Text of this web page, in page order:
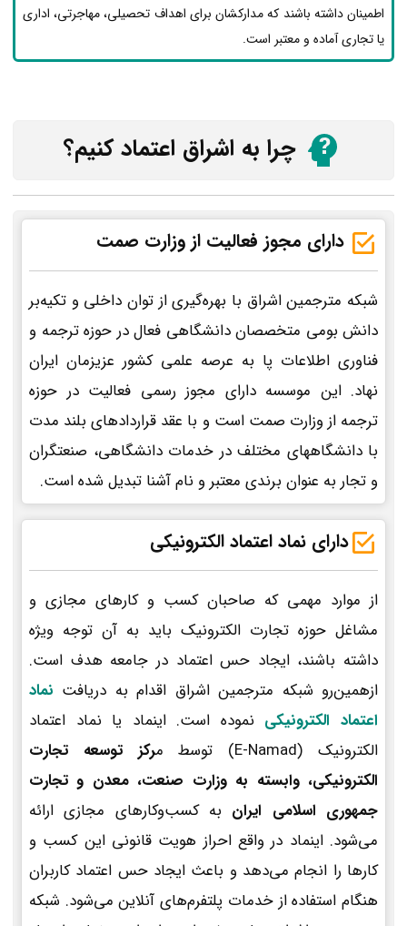
اطمینان داشته باشند که مدارکشان برای اهداف تحصیلی، مهاجرتی، اداری
یا تجاری آماده و معتبر است.
چرا به اشراق اعتماد کنیم؟
دارای مجوز فعالیت از وزارت صمت
شبکه مترجمین اشراق با بهره‌گیری از توان داخلی و تکیه‌بر
دانش بومی متخصصان دانشگاهی فعال در حوزه ترجمه و
فناوری اطلاعات پا به عرصه علمی کشور عزیزمان ایران
نهاد. این موسسه دارای مجوز رسمی فعالیت در حوزه
ترجمه از وزارت صمت است و با عقد قراردادهای بلند مدت
با دانشگاههای مختلف در خدمات دانشگاهی، صنعتگران
و تجار به عنوان برندی معتبر و نام آشنا تبدیل شده است.
دارای نماد اعتماد الکترونیکی
از موارد مهمی که صاحبان کسب و کارهای مجازی و
مشاغل حوزه تجارت الکترونیک باید به آن توجه ویژه
داشته باشند، ایجاد حس اعتماد در جامعه هدف است.
ازهمین‌رو شبکه مترجمین اشراق اقدام به دریافت نماد
اعتماد الکترونیکی نموده است. اینماد یا نماد اعتماد
الکترونیک (E-Namad) توسط م
رکز توسعه تجارت
الکترونیکی، وابسته به وزارت صنعت، معدن و تجارت
جمهوری اسلامی ایران به کسب‌وکارهای مجازی ارائه
می‌شود. اینماد در واقع احراز هویت قانونی این کسب و
کارها را انجام می‌دهد و باعث ایجاد حس اعتماد کاربران
هنگام استفاده از خدمات پلتفرم‌های آنلاین می‌شود. شبکه